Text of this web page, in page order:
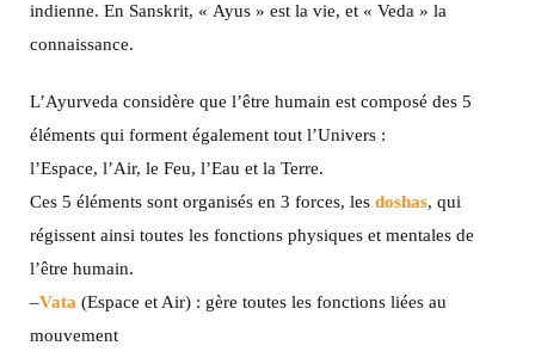
indienne. En Sanskrit, « Ayus » est la vie, et « Veda » la
connaissance.
L’Ayurveda considère que l’être humain est composé des 5
éléments qui forment également tout l’Univers :
l’Espace, l’Air, le Feu, l’Eau et la Terre.
Ces 5 éléments sont organisés en 3 forces, les doshas, qui
régissent ainsi toutes les fonctions physiques et mentales de
l’être humain.
–Vata (Espace et Air) : gère toutes les fonctions liées au
mouvement